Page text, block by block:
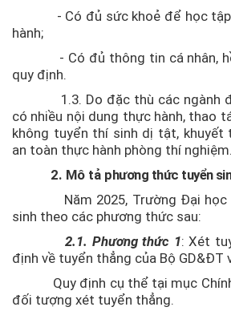
DSCK
I
tuyển
DSCK
II
tục
tức
Giới
- Có đủ sức khoẻ để học tập
hành;
- Có đủ thông tin cá nhân, hồ
quy định.
1.3. Do đặc thù các ngành
có nhiều nội dung thực hành, thao
không tuyển thí sinh dị tật, khuyết
an toàn thực hành phòng thí nghiệm.
2. Mô tả phương thức tuyển
Năm 2025, Trường Đại học
sinh theo các phương thức sau:
2.1. Phương thức 1: Xét
định về tuyển thẳng của Bộ GD&ĐT
Quy định cụ thể tại mục Chính
đối tượng xét tuyển thẳng.